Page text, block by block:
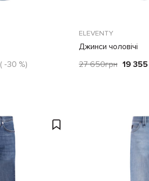
( -30 %)
ELEVENTY
Джинси чоловічі
27 650грн 19 355